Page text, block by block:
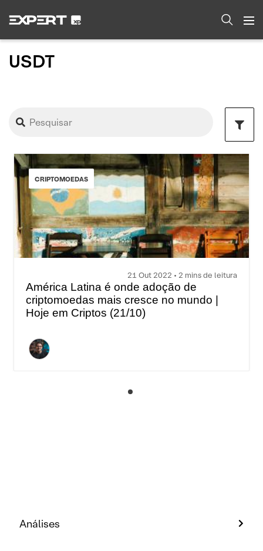
USDT
CRIPTOMOEDAS
21 Out 2022 • 2 mins de leitura
América Latina é onde adoção de
criptomoedas mais cresce no mundo |
Hoje em Criptos (21/10)
Análises